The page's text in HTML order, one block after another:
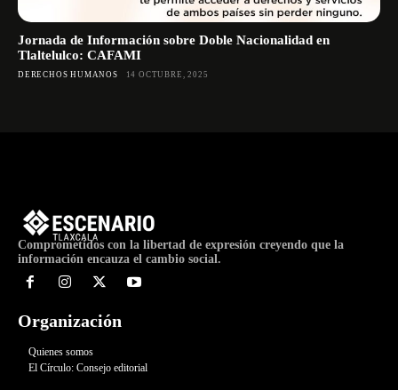
Jornada de Información sobre Doble Nacionalidad en
Tlaltelulco: CAFAMI
DERECHOS HUMANOS 14 OCTUBRE, 2025
Comprometidos con la libertad de expresión creyendo que la
información encauza el cambio social.
Organización
Quienes somos
El Círculo: Consejo editorial